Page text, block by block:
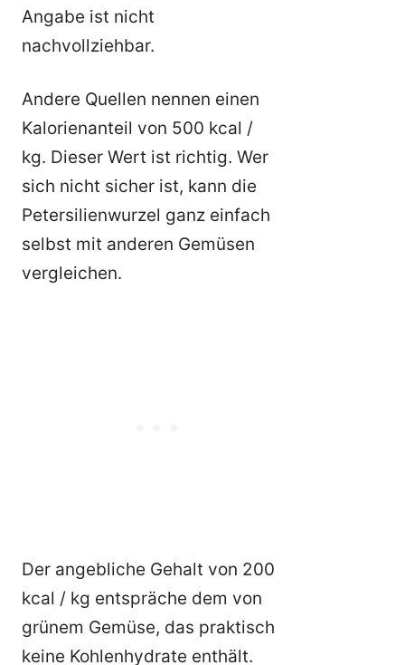
Angabe ist nicht
nachvollziehbar.
Andere Quellen nennen einen
Kalorienanteil von 500 kcal /
kg. Dieser Wert ist richtig. Wer
sich nicht sicher ist, kann die
Petersilienwurzel ganz einfach
selbst mit anderen Gemüsen
vergleichen.
Der angebliche Gehalt von 200
kcal / kg entspräche dem von
grünem Gemüse, das praktisch
keine Kohlenhydrate enthält.